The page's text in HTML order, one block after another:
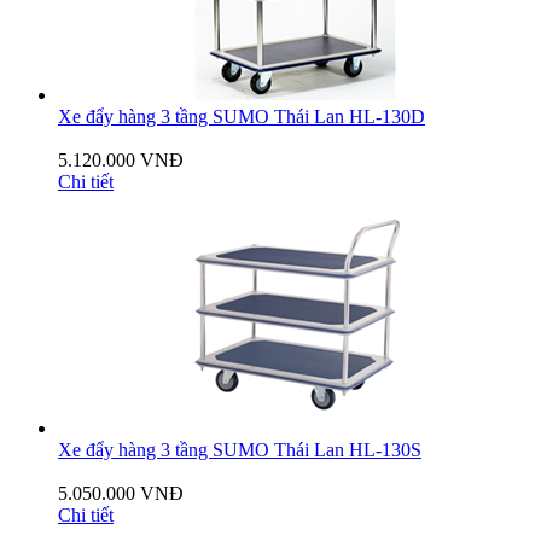
Xe đẩy hàng 3 tầng SUMO Thái Lan HL-130D
5.120.000 VNĐ
Chi tiết
Xe đẩy hàng 3 tầng SUMO Thái Lan HL-130S
5.050.000 VNĐ
Chi tiết